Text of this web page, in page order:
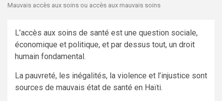
Mauvais accès aux soins ou accès aux mauvais soins
L’accès aux soins de santé est une question sociale,
économique et politique, et par dessus tout, un droit
humain fondamental.
La pauvreté, les inégalités, la violence et l’injustice sont
sources de mauvais état de santé en Haïti.